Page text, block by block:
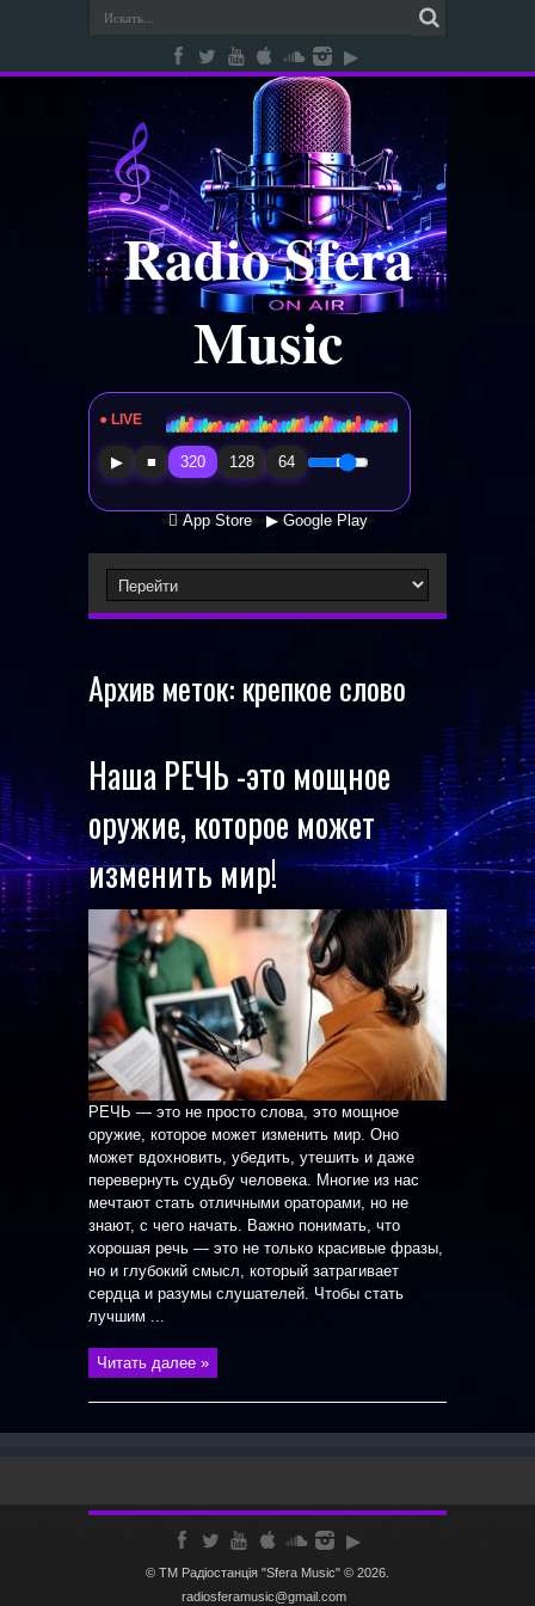
Radio Sfera
Music
● LIVE Radio Sfera Music
▶ ■ 320 128 64
 App Store ▶ Google Play
Архив меток: крепкое слово
Наша РЕЧЬ -это мощное
оружие, которое может
изменить мир!
РЕЧЬ — это не просто слова, это мощное
оружие, которое может изменить мир. Оно
может вдохновить, убедить, утешить и даже
перевернуть судьбу человека. Многие из нас
мечтают стать отличными ораторами, но не
знают, с чего начать. Важно понимать, что
хорошая речь — это не только красивые фразы,
но и глубокий смысл, который затрагивает
сердца и разумы слушателей. Чтобы стать
лучшим ...
Читать далее »
© ТМ Радiостанцiя "Sfera Music" © 2026.
radiosferamusic@gmail.com